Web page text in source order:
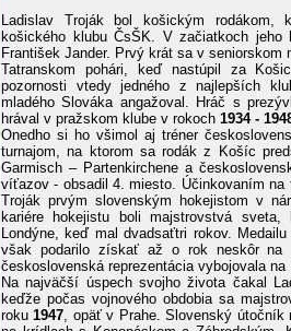
Ladislav Troják bol košickým rodákom,
košického klubu ČsŠK. V začiatkoch jeho
František Jander. Prvý krát sa v
Tatranskom pohári, keď nastúpil za
pozornosti vtedy jedného z najlepších
mladého Slováka angažoval. Hráč s
hrával v pražskom klube v rokoch 1934 -
Onedho si ho všimol aj tréner
turnajom, na ktorom sa rodák z Košíc
Garmisch – Partenkirchene a
víťazov - obsadil 4. miesto. Účinkovaním na
Troják prvým slovenským hokejistom v
kariére hokejistu boli majstrovstvá
Londýne, keď mal dvadsaťtri rokov.
však podarilo získať až o rok neskôr na
československá reprezentácia vybojovala
Na najväčší úspech svojho života čakal
keďže počas vojnového obdobia sa
roku1947, opäť v Prahe. Slovenský útočník